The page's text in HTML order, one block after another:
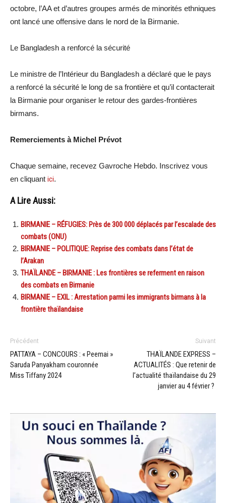
octobre, l’AA et d’autres groupes armés de minorités ethniques
ont lancé une offensive dans le nord de la Birmanie.
Le Bangladesh a renforcé la sécurité
Le ministre de l’Intérieur du Bangladesh a déclaré que le pays
a renforcé la sécurité le long de sa frontière et qu’il contacterait
la Birmanie pour organiser le retour des gardes-frontières
birmans.
Remerciements à Michel Prévot
Chaque semaine, recevez Gavroche Hebdo. Inscrivez vous
en cliquant ici.
A Lire Aussi:
BIRMANIE – RÉFUGIES: Près de 300 000 déplacés par l’escalade des
combats (ONU)
BIRMANIE – POLITIQUE: Reprise des combats dans l’état de
l’Arakan
THAÏLANDE – BIRMANIE : Les frontières se referment en raison
des combats en Birmanie
BIRMANIE – EXIL : Arrestation parmi les immigrants birmans à la
frontière thaïlandaise
Précédent
PATTAYA – CONCOURS : « Peemai »
Saruda Panyakham couronnée
Miss Tiffany 2024
Suivant
THAÏLANDE EXPRESS –
ACTUALITÉS : Que retenir de
l’actualité thaïlandaise du 29
janvier au 4 février ?